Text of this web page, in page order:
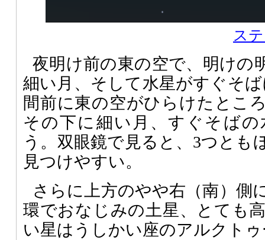
ス
夜明け前の東の空で、明けの
細い月、そして水星がすぐそ
間前に東の空がひらけたとこ
その下に細い月、すぐそば
う。双眼鏡で見ると、3つとも
見つけやすい。
さらに上方のやや右（南）側
環でおなじみの土星、とても
い星はうしかい座のアルクト